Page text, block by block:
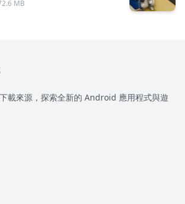
MB
載來源，探索全新的 Android 應用程式與遊